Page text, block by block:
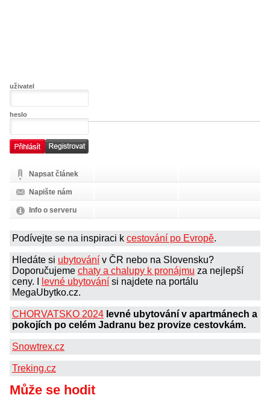
uživatel
heslo
Napsat článek
Napište nám
Info o serveru
Podívejte se na inspiraci k cestování po Evropě.
Hledáte si ubytování v ČR nebo na Slovensku?
Doporučujeme chaty a chalupy k pronájmu za nejlepší
ceny. I
levné ubytování si najdete na portálu
MegaUbytko.cz.
CHORVATSKO 2024 levné ubytování v apartmánech a
pokojích po celém Jadranu bez provize cestovkám.
Snowtrex.cz
Treking.cz
Může se hodit